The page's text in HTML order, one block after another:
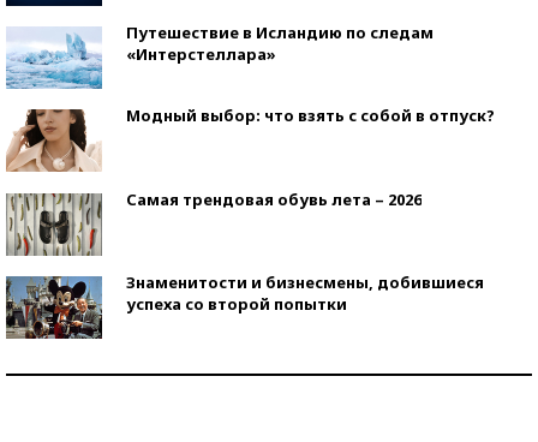
Путешествие в Исландию по следам
«Интерстеллара»
Модный выбор: что взять с собой в отпуск?
Самая трендовая обувь лета – 2026
Знаменитости и бизнесмены, добившиеся
успеха со второй попытки